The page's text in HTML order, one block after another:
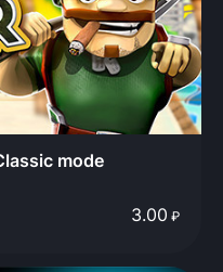
mode
3.00 ₽